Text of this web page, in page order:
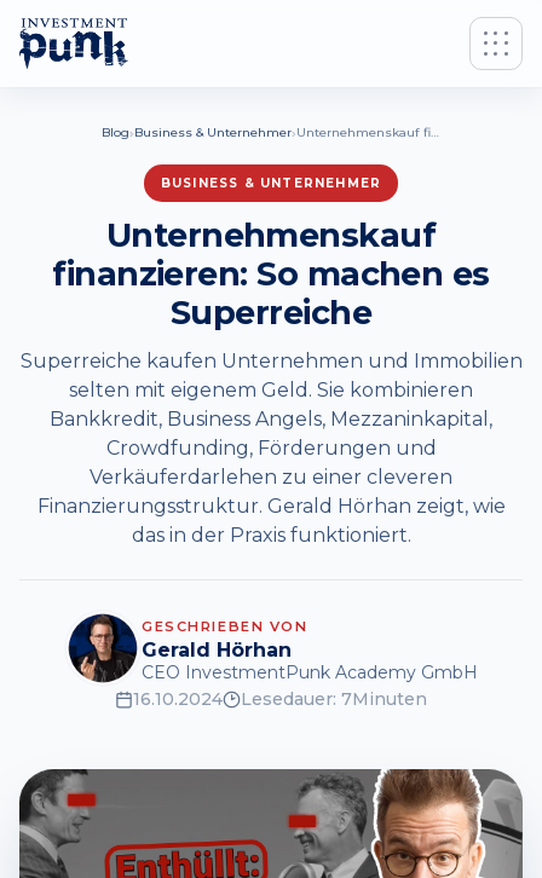
Blog›Business & Unternehmer› Unternehmenskauf finanzieren: So machen es Superreiche
BUSINESS & UNTERNEHMER
Unternehmenskauf
finanzieren: So machen es
Superreiche
Superreiche kaufen Unternehmen und Immobilien
selten mit eigenem Geld. Sie kombinieren
Bankkredit, Business Angels, Mezzaninkapital,
Crowdfunding, Förderungen und
Verkäuferdarlehen zu einer cleveren
Finanzierungsstruktur. Gerald Hörhan zeigt, wie
das in der Praxis funktioniert.
GESCHRIEBEN VON
Gerald Hörhan
CEO InvestmentPunk Academy GmbH
16.10.2024
Lesedauer: 7Minuten